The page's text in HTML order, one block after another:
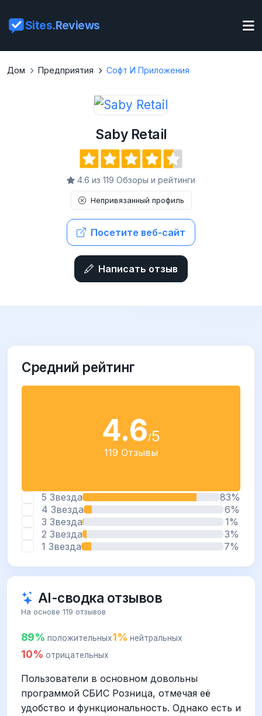
Sites.Reviews
Дом Предприятия Софт И Приложения
Saby Retail
4.6 из 119 Обзоры и рейтинги
Непривязанный профиль
Посетите веб-сайт
Написать отзыв
Средний рейтинг
4.6/5
119 Отзывы
5 Звезда
83%
4 Звезда
6%
3 Звезда
1%
2 Звезда
3%
1 Звезда
7%
AI-сводка отзывов
На основе 119 отзывов
89% положительных1% нейтральных
10% отрицательных
Пользователи в основном довольны
программой СБИС Розница, отмечая её
удобство и функциональность. Однако есть и